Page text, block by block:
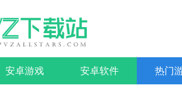
安卓游戏 安卓软件 热门